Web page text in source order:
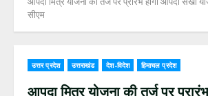
सीएम
उत्तर प्रदेश उत्तराखंड देश-विदेश हिमाचल प्रदेश
आपदा मित्र योजना की तर्ज पर